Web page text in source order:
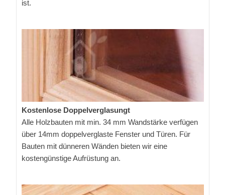
ist.
Kostenlose Doppelverglasungt
Alle Holzbauten mit min. 34 mm Wandstärke verfügen
über 14mm doppelverglaste Fenster und Türen. Für
Bauten mit dünneren Wänden bieten wir eine
kostengünstige Aufrüstung an.